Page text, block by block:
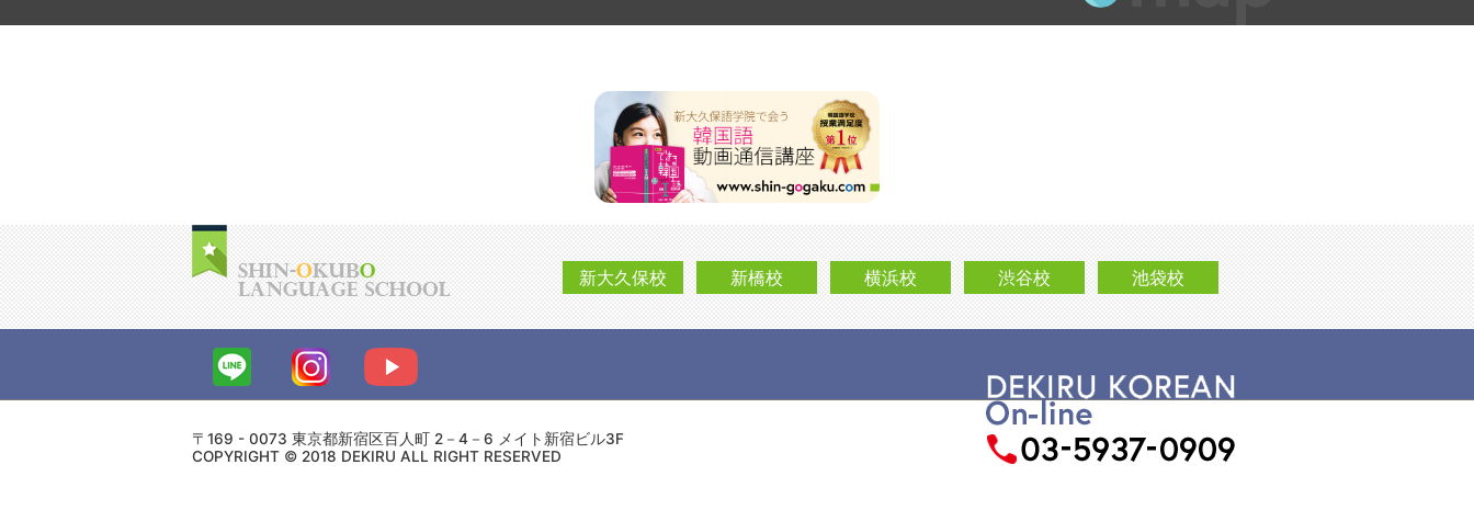
新大久保校 新橋校 横浜校 渋谷校 池袋校
〒169 - 0073 東京都新宿区百人町 2－4－6 メイト新宿ビル3F
COPYRIGHT © 2018 DEKIRU ALL RIGHT RESERVED